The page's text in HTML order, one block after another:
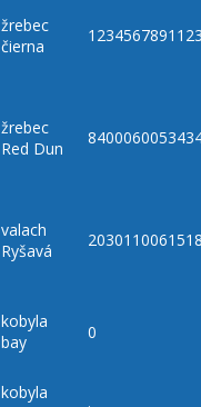
žrebec
čierna
žrebec
Red Dun
valach
Ryšavá
kobyla
bay
0
kobyla
.